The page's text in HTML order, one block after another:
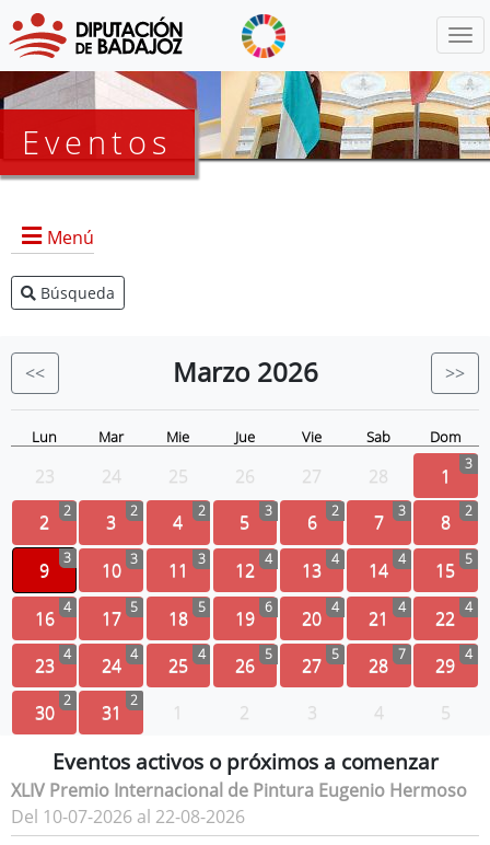
Eventos
Menú
Agenda Presidencia
Eventos
Búsqueda
<< Marzo 2026 >>
Lun Mar Mie Jue Vie Sab Dom
23 24 25 26 27 28 1 3
2 2 3 2 4 2 5 3 6 2 7 3 8 2
9
3
10 3 11 3 12 4 13 4 14 4 15 5
16 4 17 5 18 5 19 6 20 4 21 4 22 4
23 4 24 4 25 4 26 5 27 5 28 7 29 4
30 2 31 2 1 2 3 4 5
Eventos activos o próximos a comenzar
XLIV Premio Internacional de Pintura Eugenio Hermoso
Del 10-07-2026 al 22-08-2026